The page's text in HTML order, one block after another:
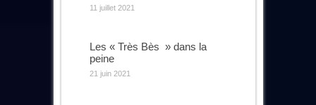
11 juillet 2021
Les « Très Bès » dans la
peine
21 juin 2021